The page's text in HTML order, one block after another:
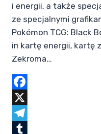
i energii, a także
ze specjalnymi
Pokémon TCG: Black
in kartę energii, kartę
Zekroma…
Facebook
X
Telegram